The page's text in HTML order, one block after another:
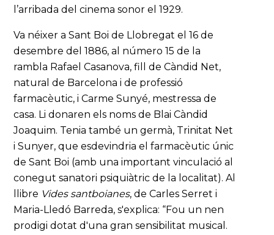
l’arribada del cinema sonor el 1929.
Va néixer a Sant Boi de Llobregat el 16 de
desembre del 1886, al número 15 de la
rambla Rafael Casanova, fill de Càndid Net,
natural de Barcelona i de professió
farmacèutic, i Carme Sunyé, mestressa de
casa. Li donaren els noms de Blai Càndid
Joaquim. Tenia també un germà, Trinitat Net
i Sunyer, que esdevindria el farmacèutic únic
de Sant Boi (amb una important vinculació al
conegut sanatori psiquiàtric de la localitat). Al
llibre Vides santboianes, de Carles Serret i
Maria-Lledó Barreda, s'explica: “Fou un nen
prodigi dotat d'una gran sensibilitat musical.